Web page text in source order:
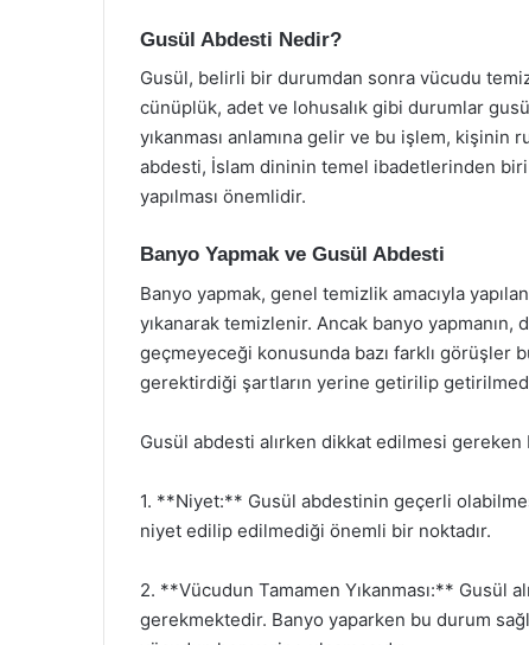
Gusül Abdesti Nedir?
Gusül, belirli bir durumdan sonra vücudu
cünüplük, adet ve lohusalık gibi durumlar
yıkanması anlamına gelir ve bu işlem,
abdesti, İslam dininin temel ibadetlerinden
yapılması önemlidir.
Banyo Yapmak ve Gusül Abdesti
Banyo yapmak, genel temizlik amacıyla
yıkanarak temizlenir. Ancak banyo
geçmeyeceği konusunda bazı farklı görüşler
gerektirdiği şartların yerine getirilip
Gusül abdesti alırken dikkat edilmesi gereken
1. **Niyet:** Gusül abdestinin geçerli
niyet edilip edilmediği önemli bir noktadır.
2. **Vücudun Tamamen Yıkanması:** Gusül
gerekmektedir. Banyo yaparken bu durum